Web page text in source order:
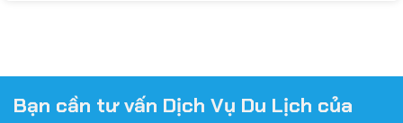
Bạn cần tư vấn Dịch Vụ Du Lịch của